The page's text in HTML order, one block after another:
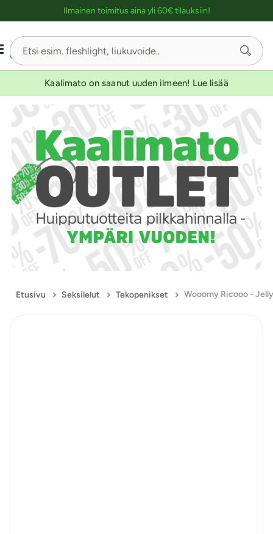
Ilmainen toimitus aina yli 60€ tilauksiin!
Kaalimato on saanut uuden ilmeen! Lue lisää
Etusivu Seksilelut Tekopenikset Wooomy Ricooo -